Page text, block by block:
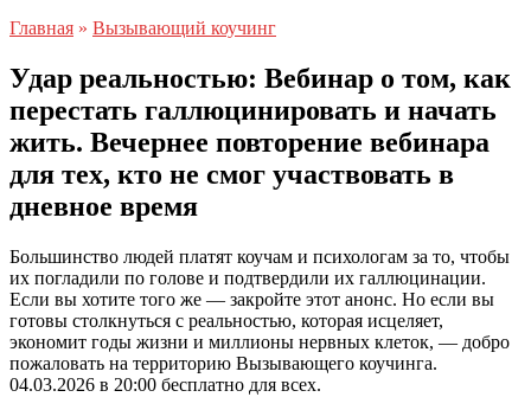
Главная » Вызывающий коучинг
Удар реальностью: Вебинар о том, как
перестать галлюцинировать и начать
жить. Вечернее повторение вебинара
для тех, кто не смог участвовать в
дневное время
Большинство людей платят коучам и психологам за то, чтобы
их погладили по голове и подтвердили их галлюцинации.
Если вы хотите того же — закройте этот анонс. Но если вы
готовы столкнуться с реальностью, которая исцеляет,
экономит годы жизни и миллионы нервных клеток, — добро
пожаловать на территорию Вызывающего коучинга.
04.03.2026 в 20:00 бесплатно для всех.